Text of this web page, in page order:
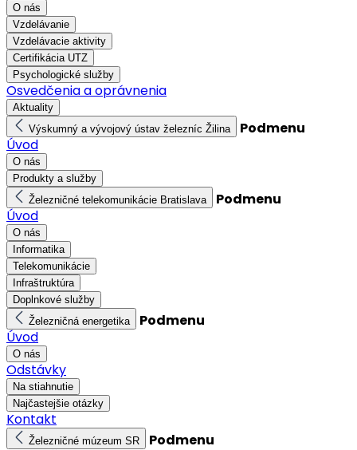
O nás
Vzdelávanie
Vzdelávacie aktivity
Certifikácia UTZ
Psychologické služby
Osvedčenia a oprávnenia
Aktuality
Výskumný a vývojový ústav železníc Žilina
Podmenu
Úvod
O nás
Produkty a služby
Železničné telekomunikácie Bratislava
Podmenu
Úvod
O nás
Informatika
Telekomunikácie
Infraštruktúra
Doplnkové služby
Železničná energetika
Podmenu
Úvod
O nás
Odstávky
Na stiahnutie
Najčastejšie otázky
Kontakt
Železničné múzeum SR
Podmenu